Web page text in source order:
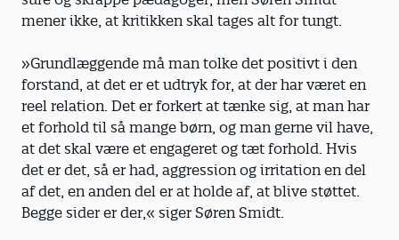
mener ikke, at kritikken skal tages alt for tungt.
»Grundlæggende må man tolke det positivt i den
forstand, at det er et udtryk for, at der har været en
reel relation. Det er forkert at tænke sig, at man har
et forhold til så mange børn, og man gerne vil have,
at det skal være et engageret og tæt forhold. Hvis
det er det, så er had, aggression og irritation en del
af det, en anden del er at holde af, at blive støttet.
Begge sider er der,« siger Søren Smidt.